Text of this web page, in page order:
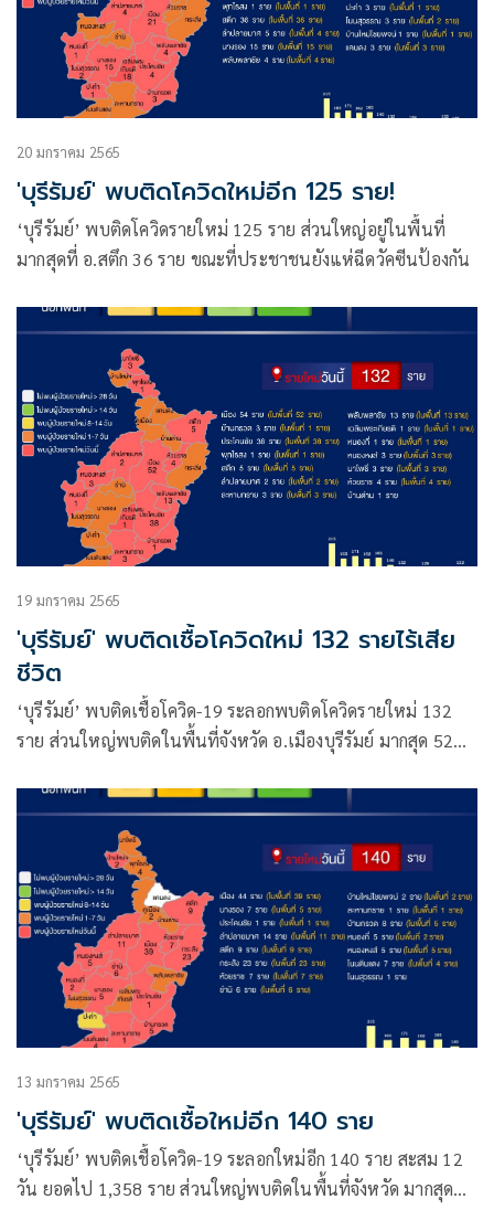
20 มกราคม 2565
'บุรีรัมย์' พบติดโควิดใหม่อีก 125 ราย!
‘บุรีรัมย์’ พบติดโควิดรายใหม่ 125 ราย ส่วนใหญ่อยู่ในพื้นที่
มากสุดที่ อ.สตึก 36 ราย ขณะที่ประชาชนยังแห่ฉีดวัคซีนป้องกัน
19 มกราคม 2565
'บุรีรัมย์' พบติดเชื้อโควิดใหม่ 132 รายไร้เสีย
ชีวิต
‘บุรีรัมย์’ พบติดเชื้อโควิด-19 ระลอกพบติดโควิดรายใหม่ 132
ราย ส่วนใหญ่พบติดในพื้นที่จังหวัด อ.เมืองบุรีรัมย์ มากสุด 52
13 มกราคม 2565
'บุรีรัมย์' พบติดเชื้อใหม่อีก 140 ราย
‘บุรีรัมย์’ พบติดเชื้อโควิด-19 ระลอกใหม่อีก 140 ราย สะสม 12
วัน ยอดไป 1,358 ราย ส่วนใหญ่พบติดในพื้นที่จังหวัด มากสุด